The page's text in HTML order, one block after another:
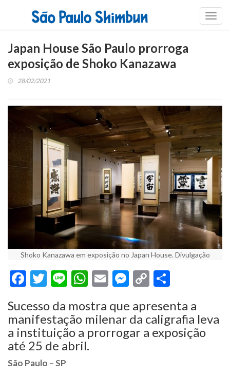
Japan House São Paulo prorroga
exposição de Shoko Kanazawa
28/02/2021
Shoko Kanazawa em exposição no Japan House. Divulgação
Facebook
Twitter
LineWhatsApp
EmailMessenger
Copy
Sucesso da mostra que apresenta a
manifestação milenar da caligrafia leva
a instituição a prorrogar a exposição
até 25 de abril.
São Paulo – SP